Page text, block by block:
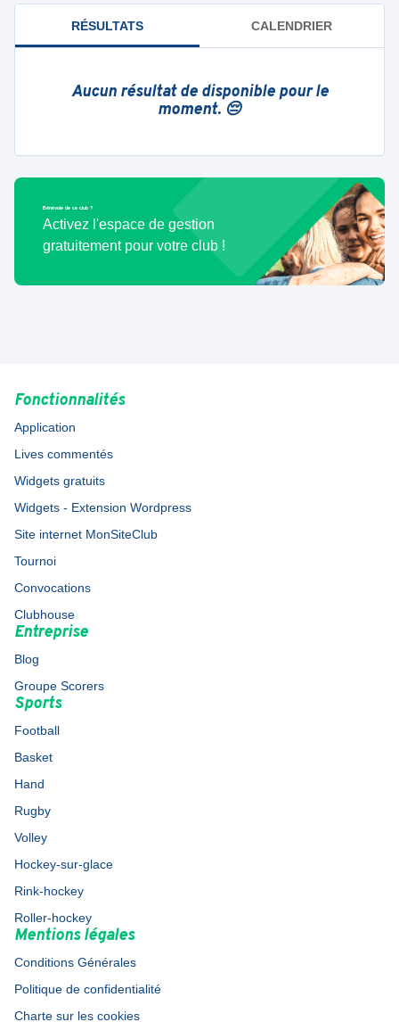
RÉSULTATS CALENDRIER
Aucun résultat de disponible pour le
moment. 😔
Bénévole de ce club ?
Activez l'espace de gestion
gratuitement pour votre club !
Fonctionnalités
Application
Lives commentés
Widgets gratuits
Widgets - Extension Wordpress
Site internet MonSiteClub
Tournoi
Convocations
Clubhouse
Entreprise
Blog
Groupe Scorers
Sports
Football
Basket
Hand
Rugby
Volley
Hockey-sur-glace
Rink-hockey
Roller-hockey
Mentions légales
Conditions Générales
Politique de confidentialité
Charte sur les cookies